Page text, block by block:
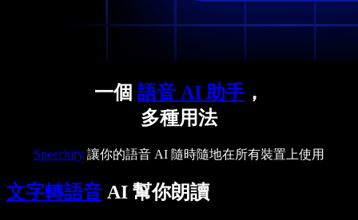
一個 語音 AI 助手 ，
多種用法
Speechify 讓你的語音 AI 隨時隨地在所有裝置上使用
文字轉語音 AI 幫你朗讀